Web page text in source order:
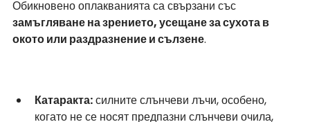
Обикновено оплакванията са свързани със
замъгляване на зрението, усещане за сухота в
окото или раздразнение и сълзене.
Катаракта: силните слънчеви лъчи, особено,
когато не се носят предпазни слънчеви очила,